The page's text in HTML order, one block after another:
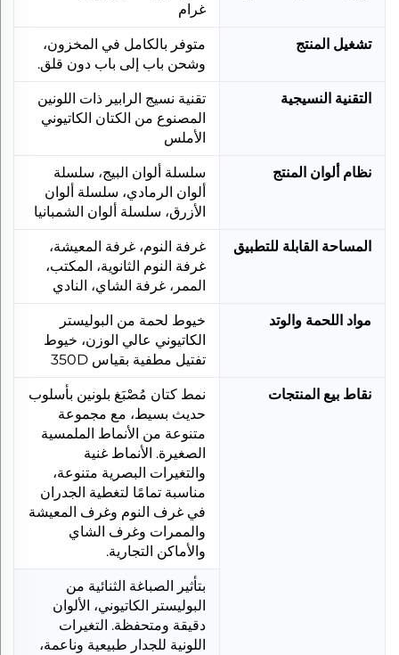
غرام
تشغيل المنتج
متوفر بالكامل في المخزون،
وشحن باب إلى باب دون قلق.
التقنية النسيجية
تقنية نسيج الرابير ذات اللونين
المصنوع من الكتان الكاتيوني
الأملس
نظام ألوان المنتج
سلسلة ألوان البيج، سلسلة
ألوان الرمادي، سلسلة ألوان
الأزرق، سلسلة ألوان الشمبانيا
المساحة القابلة للتطبيق
غرفة النوم، غرفة المعيشة،
غرفة النوم الثانوية، المكتب،
الممر، غرفة الشاي، النادي
مواد اللحمة والوتد
خيوط لحمة من البوليستر
الكاتيوني عالي الوزن، خيوط
تفتيل مطفية بقياس 350D
نقاط بيع المنتجات
نمط كتان مُصْبَغ بلونين بأسلوب
حديث بسيط، مع مجموعة
متنوعة من الأنماط الملمسية
الصغيرة. الأنماط غنية
والتغيرات البصرية متنوعة،
مناسبة تمامًا لتغطية الجدران
في غرف النوم وغرف المعيشة
والممرات وغرف الشاي
والأماكن التجارية.
بتأثير الصباغة الثنائية من
البوليستر الكاتيوني، الألوان
دقيقة ومتحفظة. التغيرات
اللونية للجدار طبيعية وناعمة،